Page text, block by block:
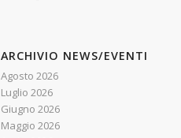
ARCHIVIO NEWS/EVENTI
Agosto 2026
Luglio 2026
Giugno 2026
Maggio 2026